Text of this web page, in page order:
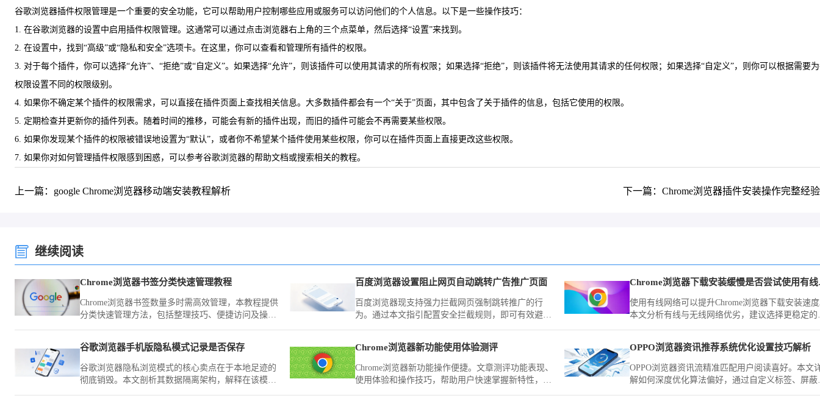
谷歌浏览器插件权限管理是一个重要的安全功能，它可以帮助用户控制哪些应用或服务可以访问他们的个人信息。以下是一些操作技巧：
1. 在谷歌浏览器的设置中启用插件权限管理。这通常可以通过点击浏览器右上角的三个点菜单，然后选择“设置”来找到。
2. 在设置中，找到“高级”或“隐私和安全”选项卡。在这里，你可以查看和管理所有插件的权限。
3. 对于每个插件，你可以选择“允许”、“拒绝”或“自定义”。如果选择“允许”，则该插件可以使用其请求的所有权限；如果选择“拒绝”，则该插件将无法使用其请求的任何权限；如果选择“自定义”，则你可以根据需要
权限设置不同的权限级别。
4. 如果你不确定某个插件的权限需求，可以直接在插件页面上查找相关信息。大多数插件都会有一个“关于”页面，其中包含了关于插件的信息，包括它使用的权限。
5. 定期检查并更新你的插件列表。随着时间的推移，可能会有新的插件出现，而旧的插件可能会不再需要某些权限。
6. 如果你发现某个插件的权限被错误地设置为“默认”，或者你不希望某个插件使用某些权限，你可以在插件页面上直接更改这些权限。
7. 如果你对如何管理插件权限感到困惑，可以参考谷歌浏览器的帮助文档或搜索相关的教程。
上一篇：google Chrome浏览器移动端安装教程解析 下一篇：Chrome浏览器插件安装操作完整经
继续阅读
Chrome浏览器书签分类快速管理教程
Chrome浏览器书签数量多时需高效管理，本教程提供
分类快速管理方法，包括整理技巧、便捷访问及操作
百度浏览器设置阻止网页自动跳转广告推广页面
百度浏览器现支持强力拦截网页强制跳转推广的行
为。通过本文指引配置安全拦截规则，即可有效避开
使用有线网络可以提升Chrome浏览器下载安装速
本文分析有线与无线网络优劣，建议选择更稳定的
谷歌浏览器手机版隐私模式记录是否保存
谷歌浏览器隐私浏览模式的核心卖点在于本地足迹的
彻底销毁。本文剖析其数据隔离架构，解释在该模式
Chrome浏览器新功能使用体验测评
Chrome浏览器新功能操作便捷。文章测评功能表现、
使用体验和操作技巧，帮助用户快速掌握新特性，优
OPPO浏览器资讯推荐系统优化设置技巧解析
OPPO浏览器资讯流精准匹配用户阅读喜好。本文
解如何深度优化算法偏好，通过自定义标签、屏蔽